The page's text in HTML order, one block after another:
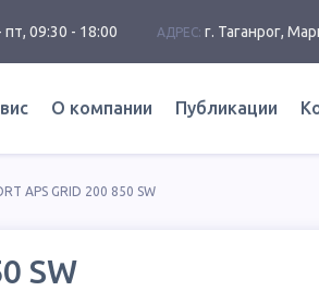
пт, 09:30 - 18:00 АДРЕС: г. Таганрог,
О компании Публикации
APS GRID 200 850 SW
SW